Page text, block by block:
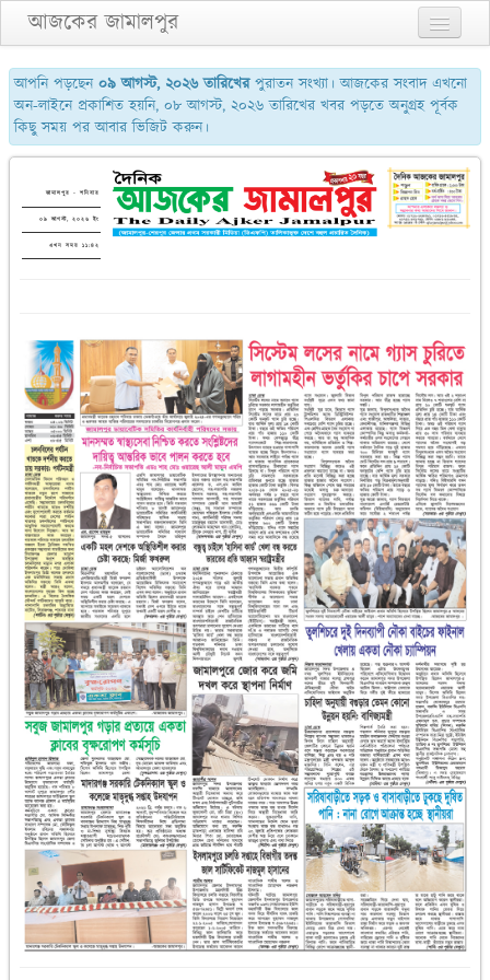
আজকের জামালপুর
প্রথম পাতা
২য় পাতা
৩য় পাতা
শেষের পাতা
আমাদের সম্পর্কে
পুরাতন সংখ্যা
আপনি পড়ছেন০৯ আগস্ট, ২০২৬ তারিখেরপুরাতন সংখ্যা। আজকের সংবাদ এখনো
অন-লাইনে প্রকাশিত হয়নি, ০৮ আগস্ট, ২০২৬ তারিখের খবর পড়তে অনুগ্রহ পূর্বক
কিছু সময় পর আবার ভিজিট করুন।
জামালপুর - শনিবার
০৯ আগস্ট, ২০২৬ ইং
এখন সময় ১১:৪২